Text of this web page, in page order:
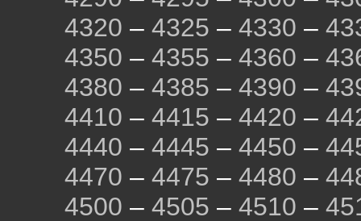
4320 – 4325 – 4330 –
4350 – 4355 – 4360 –
4380 – 4385 – 4390 –
4410 – 4415 – 4420 –
4440 – 4445 – 4450 –
4470 – 4475 – 4480 –
4500 – 4505 – 4510 –